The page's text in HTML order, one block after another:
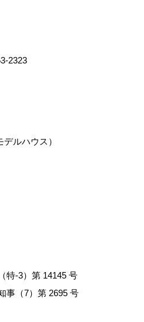
2323
ルハウス）
特-3）第 14145 号
事（7）第 2695 号